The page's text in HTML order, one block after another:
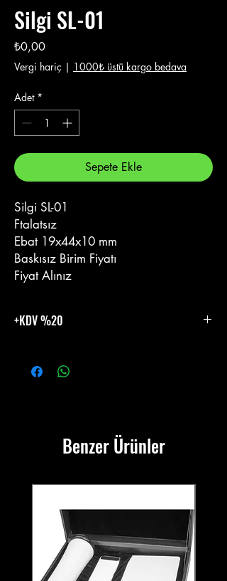
Silgi SL-01
₺0,00Fiyat
Vergi hariç | 1000₺ üstü kargo bedava
Adet *
Sepete Ekle
Silgi SL-01
Ftalatsız
Ebat 19x44x10 mm
Baskısız Birim Fiyatı
Fiyat Alınız
+KDV %20
Benzer Ürünler